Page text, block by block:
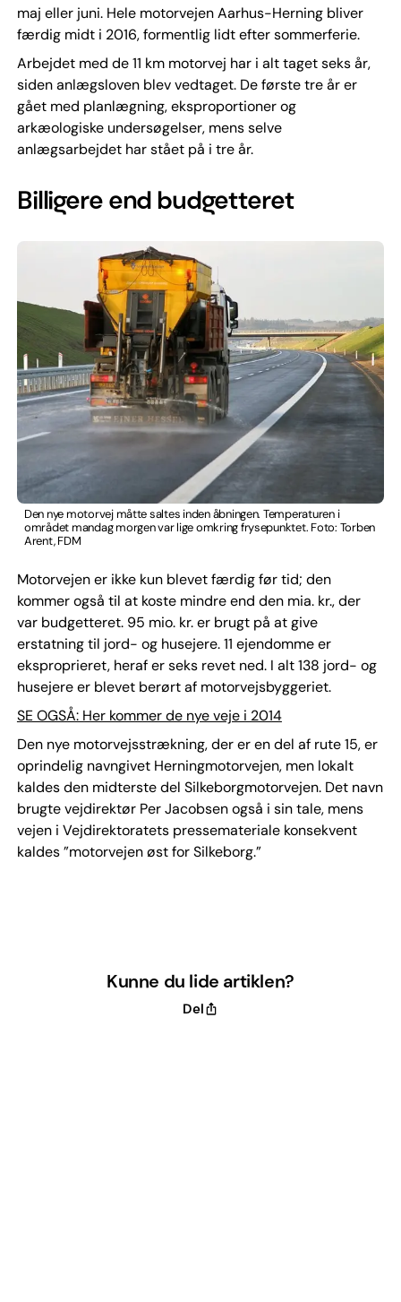
maj eller juni. Hele motorvejen Aarhus-Herning bliver
færdig midt i 2016, formentlig lidt efter sommerferie.
Arbejdet med de 11 km motorvej har i alt taget seks år,
siden anlægsloven blev vedtaget. De første tre år er
gået med planlægning, eksproportioner og
arkæologiske undersøgelser, mens selve
anlægsarbejdet har stået på i tre år.
Billigere end budgetteret
Den nye motorvej måtte saltes inden åbningen. Temperaturen i
området mandag morgen var lige omkring frysepunktet. Foto: Torben
Arent, FDM
Motorvejen er ikke kun blevet færdig før tid; den
kommer også til at koste mindre end den mia. kr., der
var budgetteret. 95 mio. kr. er brugt på at give
erstatning til jord- og husejere. 11 ejendomme er
eksproprieret, heraf er seks revet ned. I alt 138 jord- og
husejere er blevet berørt af motorvejsbyggeriet.
SE OGSÅ: Her kommer de nye veje i 2014
Den nye motorvejsstrækning, der er en del af rute 15, er
oprindelig navngivet Herningmotorvejen, men lokalt
kaldes den midterste del Silkeborgmotorvejen. Det navn
brugte vejdirektør Per Jacobsen også i sin tale, mens
vejen i Vejdirektoratets pressemateriale konsekvent
kaldes ”motorvejen øst for Silkeborg.”
Kunne du lide artiklen?
Del